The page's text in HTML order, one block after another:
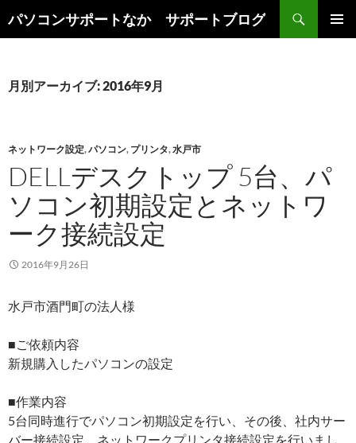
パソコンサポートなか サポートブログ
索
ン
キ
ッ
プ
月別アーカイブ: 2016年9月
ネットワーク設定,パソコン, プリンタ,水戸市
DELLデスクトップ 5台、パ
ソコン初期設定とネットワ
ーク接続設定
2016年9月26日
水戸市酒門町の法人様
■ご依頼内容
新規購入したパソコンの設定
■作業内容
5台同時進行でパソコン初期設定を行い、その後、社内サー
バー接続設定、ネットワークプリンタ接続設定を行いまし